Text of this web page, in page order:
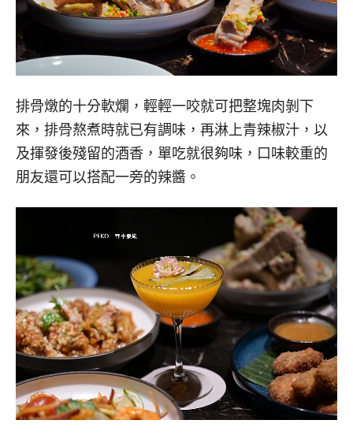
排骨燉的十分軟爛，輕輕一咬就可把整塊肉剝下
來，排骨熬煮時就已有調味，再淋上青辣椒汁，以
及揮發後殘留的酒香，單吃就很夠味，口味較重的
朋友還可以搭配一旁的辣醬。